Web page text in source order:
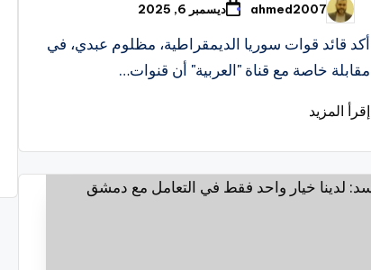
تمّ
النشر
بواسطة
ahmed2007 ديسمبر 6, 2025
أكد قائد قوات سوريا الديمقراطية، مظلوم عبدي، في
مقابلة خاصة مع قناة "العربية" أن قنوات…
إقرأ المزيد